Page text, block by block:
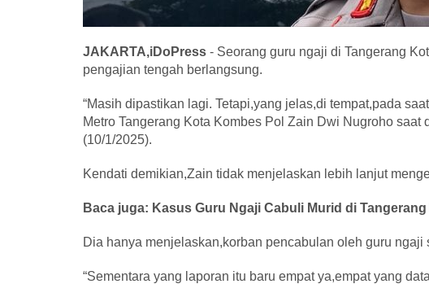
JAKARTA,iDoPress - Seorang guru ngaji di Tangerang
pengajian tengah berlangsung.
“Masih dipastikan lagi. Tetapi,yang jelas,di tempat,pada
Metro Tangerang Kota Kombes Pol Zain Dwi Nugroho saat
(10/1/2025).
Kendati demikian,Zain tidak menjelaskan lebih lanjut
Baca juga: Kasus Guru Ngaji Cabuli Murid di
Dia hanya menjelaskan,korban pencabulan oleh guru
“Sementara yang laporan itu baru empat ya,empat yang